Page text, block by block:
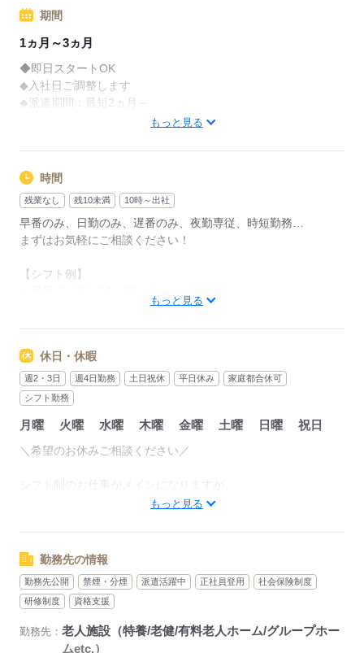
■月収例：316,800円＋残業代＋交通費
（時給1,800円×8h×22日の場合）
■日払い有※規定あり
応募する
期間
1ヵ月～3ヵ月
◆即日スタートOK
◆入社日ご調整します
◆派遣期間：最短2ヵ月～
◆現在就業中の方もお待ちしています
まず、あなたの希望の働き方を教えてください。
ご相談だけでもOKです！
応募する
もっと見る
時間
残業なし 残10未満 10時～出社
早番のみ、日勤のみ、遅番のみ、夜勤専従、時短勤務…
まずはお気軽にご相談ください！
【シフト例】
（休憩1時間）
・深夜時間（22：00～翌5：00）は割り増し
・交通費全額支給
08：30 出勤・夜勤スタッフからの申し送り
09：30 排泄介助や入居者の健康チェック
11：30 昼食準備、食事介助 食後に、服薬介助や口腔ケア
15：00 散歩などの生活支援 入浴介助・機能訓練
もっと見る
休日・休暇
週2・3日 週4日勤務 土日祝休 平日休み
家庭都合休可
シフト勤務
月曜 火曜 水曜 木曜 金曜 土曜 日曜 祝日
＼希望のお休みご相談ください／
週2日～、フルタイム、固定休など
※連休もOKです
もっと見る
勤務先の情報
勤務先公開 禁煙・分煙 派遣活躍中 正社員登用
社会保険制度
研修制度
資格支援
勤務先： 老人施設（特養/老健/有料老人ホーム/グループホー
ムetc.）